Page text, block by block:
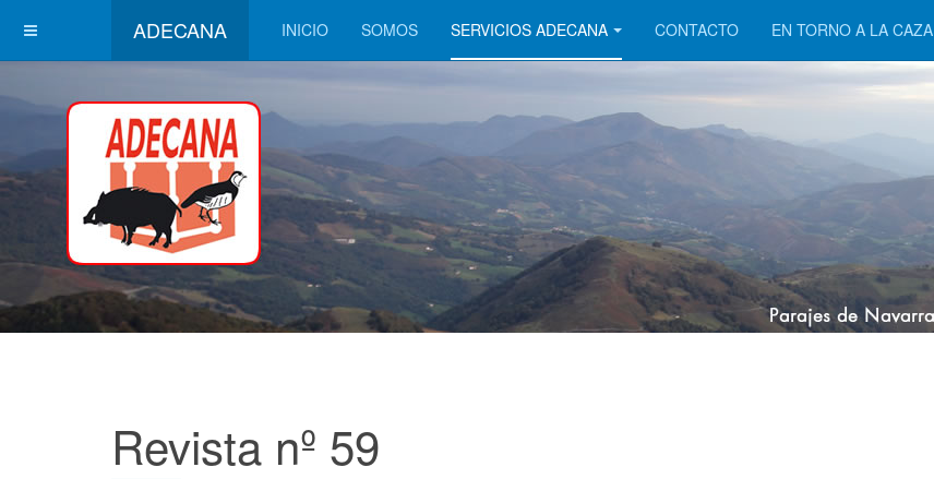
ADECANA INICIO SOMOS SERVICIOS ADECANA CONTACTO EN TORNO A LA CAZA
Revista nº 59